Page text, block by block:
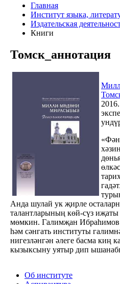
Главная
Институт языка,
Издательская
Книги
Томск_аннотация
Анда шулай ук җирле
талантларының көй-сүз
мөмкин. Галимҗан Ибраһимов
һәм сәнгать институты
нигезләнгән әлеге басма киң
кызыксыну уятыр дип
Об институте